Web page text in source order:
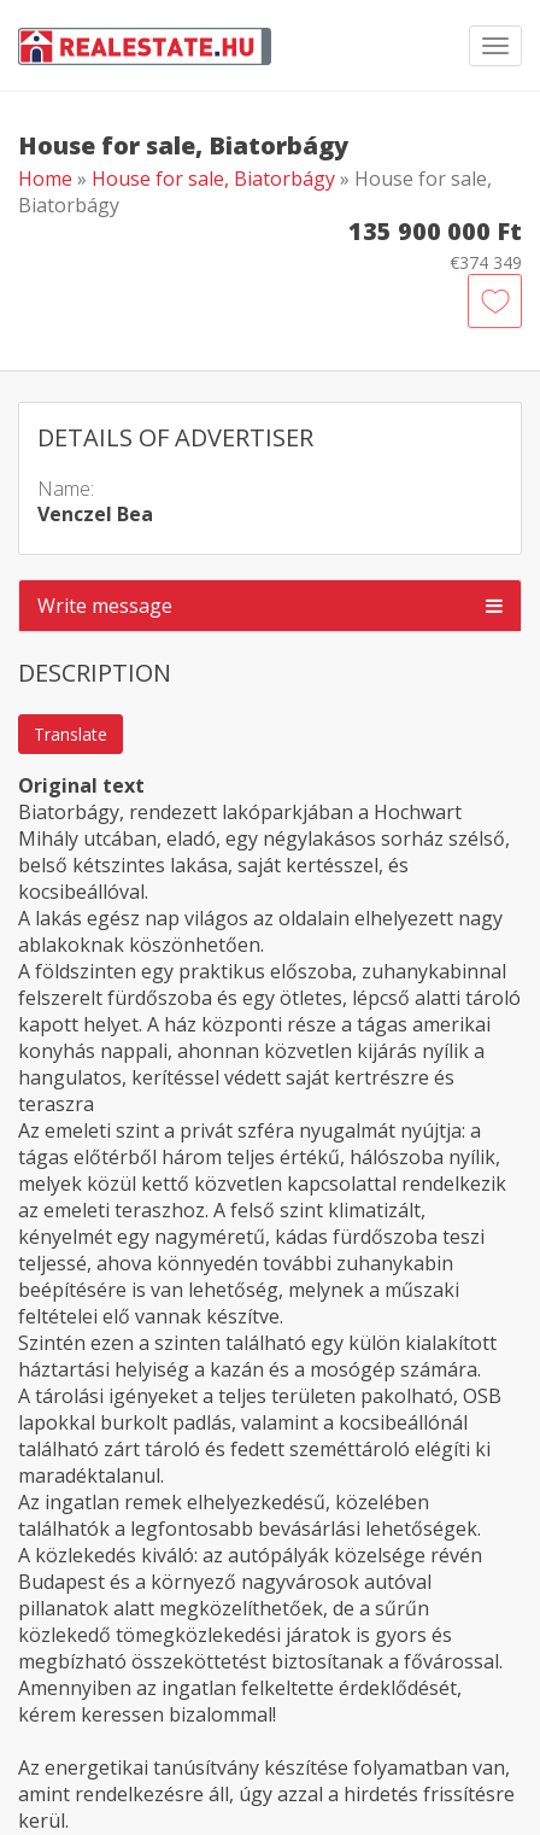
House for sale, Biatorbágy
Home » House for sale, Biatorbágy» House for sale,
Biatorbágy
135 900 000 Ft
€374 349
DETAILS OF ADVERTISER
Name:
Venczel Bea
Write message
DESCRIPTION
Translate
Original text
Biatorbágy, rendezett lakóparkjában a Hochwart
Mihály utcában, eladó, egy négylakásos sorház szélső,
belső kétszintes lakása, saját kertésszel, és
kocsibeállóval.
A lakás egész nap világos az oldalain elhelyezett nagy
ablakoknak köszönhetően.
A földszinten egy praktikus előszoba, zuhanykabinnal
felszerelt fürdőszoba és egy ötletes, lépcső alatti tároló
kapott helyet. A ház központi része a tágas amerikai
konyhás nappali, ahonnan közvetlen kijárás nyílik a
hangulatos, kerítéssel védett saját kertrészre és
teraszra
Az emeleti szint a privát szféra nyugalmát nyújtja: a
tágas előtérből három teljes értékű, hálószoba nyílik,
melyek közül kettő közvetlen kapcsolattal rendelkezik
az emeleti teraszhoz. A felső szint klimatizált,
kényelmét egy nagyméretű, kádas fürdőszoba teszi
teljessé, ahova könnyedén további zuhanykabin
beépítésére is van lehetőség, melynek a műszaki
feltételei elő vannak készítve.
Szintén ezen a szinten található egy külön kialakított
háztartási helyiség a kazán és a mosógép számára.
A tárolási igényeket a teljes területen pakolható, OSB
lapokkal burkolt padlás, valamint a kocsibeállónál
található zárt tároló és fedett szeméttároló elégíti ki
maradéktalanul.
Az ingatlan remek elhelyezkedésű, közelében
találhatók a legfontosabb bevásárlási lehetőségek.
A közlekedés kiváló: az autópályák közelsége révén
Budapest és a környező nagyvárosok autóval
pillanatok alatt megközelíthetőek, de a sűrűn
közlekedő tömegközlekedési járatok is gyors és
megbízható összeköttetést biztosítanak a fővárossal.
Amennyiben az ingatlan felkeltette érdeklődését,
kérem keressen bizalommal!
Az energetikai tanúsítvány készítése folyamatban van,
amint rendelkezésre áll, úgy azzal a hirdetés frissítésre
kerül.